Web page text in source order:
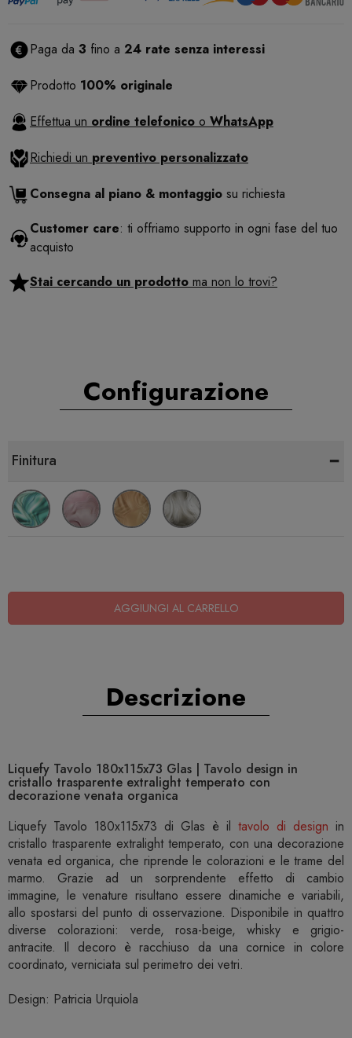
Paga da 3 fino a 24 rate senza interessi
Prodotto 100% originale
Effettua un ordine telefonico o WhatsApp
Richiedi un preventivo personalizzato
Consegna al piano & montaggio su richiesta
Customer care: ti offriamo supporto in ogni fase del tuo
acquisto
Stai cercando un prodotto ma non lo trovi?
Configurazione
Finitura -
AGGIUNGI AL CARRELLO
Descrizione
Liquefy Tavolo 180x115x73 Glas | Tavolo design in
cristallo trasparente extralight temperato con
decorazione venata organica
Liquefy Tavolo 180x115x73 di Glas è il tavolo di design in
cristallo trasparente extralight temperato, con una decorazione
venata ed organica, che riprende le colorazioni e le trame del
marmo. Grazie ad un sorprendente effetto di cambio
immagine, le venature risultano essere dinamiche e variabili,
allo spostarsi del punto di osservazione. Disponibile in quattro
diverse colorazioni: verde, rosa-beige, whisky e grigio-
antracite. Il decoro è racchiuso da una cornice in colore
coordinato, verniciata sul perimetro dei vetri.
Design: Patricia Urquiola